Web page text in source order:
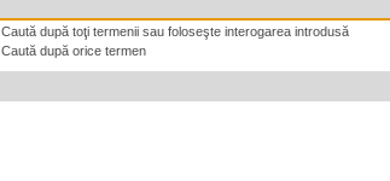
Caută după toţi termenii sau foloseşte interogarea introdusă
Caută după orice termen